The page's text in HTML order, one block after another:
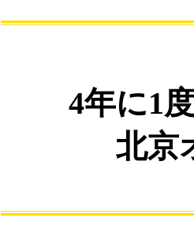
4年に1
北京